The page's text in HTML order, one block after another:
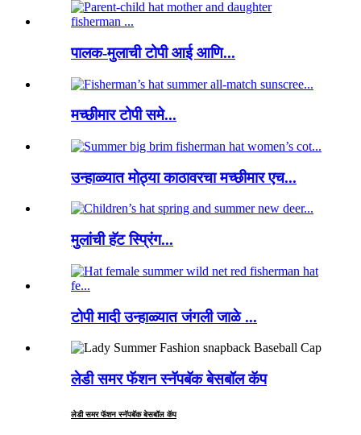
पालक-मुलाची टोपी आई आणि...
मच्छीमार टोपी समे...
उन्हाळ्यात मोठ्या काठावरचा मच्छीमार एच...
मुलांची हॅट स्प्रिंग...
टोपी मादी उन्हाळ्यात जंगली जाळे ...
लेडी समर फॅशन स्नॅपबॅक बेसबॉल कॅप
लेडी समर फॅशन स्नॅपबॅक बेसबॉल कॅप